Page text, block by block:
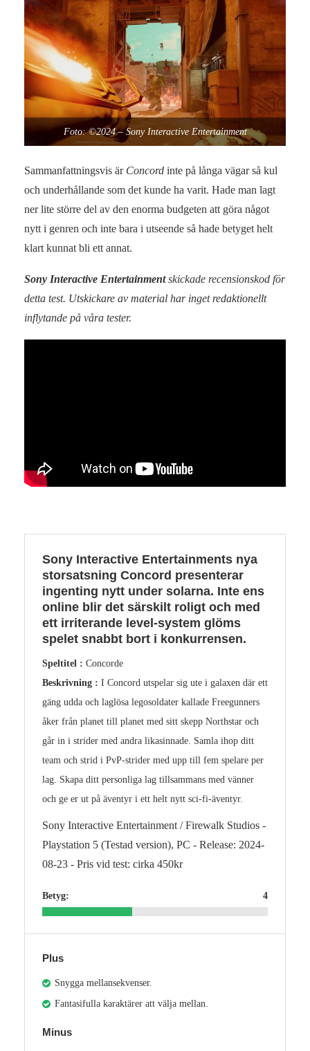
Foto: ©2024 – Sony Interactive Entertainment
Sammanfattningsvis är Concord inte på långa vägar så kul
och underhållande som det kunde ha varit. Hade man lagt
ner lite större del av den enorma budgeten att göra något
nytt i genren och inte bara i utseende så hade betyget helt
klart kunnat bli ett annat.
Sony Interactive Entertainment skickade recensionskod för
detta test. Utskickare av material har inget redaktionellt
inflytande på våra tester.
Sony Interactive Entertainments nya
storsatsning Concord presenterar
ingenting nytt under solarna. Inte ens
online blir det särskilt roligt och med
ett irriterande level-system glöms
spelet snabbt bort i konkurrensen.
Speltitel : Concorde
Beskrivning : I Concord utspelar sig ute i galaxen där ett
gäng udda och laglösa legosoldater kallade Freegunners
åker från planet till planet med sitt skepp Northstar och
går in i strider med andra likasinnade. Samla ihop ditt
team och strid i PvP-strider med upp till fem spelare per
lag. Skapa ditt personliga lag tillsammans med vänner
och ge er ut på äventyr i ett helt nytt sci-fi-äventyr.
Sony Interactive Entertainment / Firewalk Studios -
Playstation 5 (Testad version), PC - Release: 2024-
08-23 - Pris vid test: cirka 450kr
Betyg: 4
Plus
Snygga mellansekvenser.
Fantasifulla karaktärer att välja mellan.
Minus